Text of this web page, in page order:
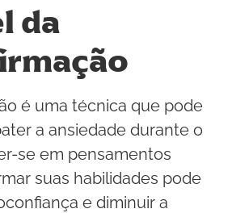
da
é uma técnica que pode
a ansiedade durante o
se em pensamentos
suas habilidades pode
e diminuir a